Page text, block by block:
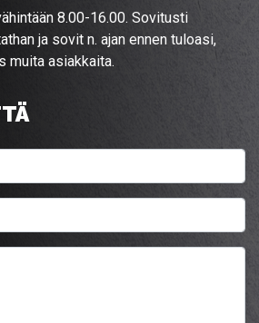
8.00-16.00. Sovitusti
ja sovit n. ajan ennen tuloasi,
muita asiakkaita.